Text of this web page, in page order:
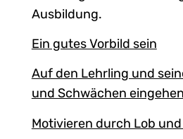
Ausbildung.
Ein gutes Vorbild sein
Auf den Lehrling und
und Schwächen eingehen
Motivieren durch Lob